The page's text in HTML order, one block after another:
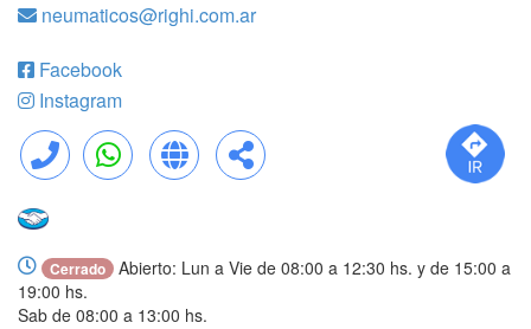
neumaticos@righi.com.ar
Facebook
Instagram
Llamar WhatsApp Web Compartir
Cerrado
Abierto: Lun a Vie de 08:00 a 12:30 hs. y de 15:00 a
19:00 hs.
Sab de 08:00 a 13:00 hs.